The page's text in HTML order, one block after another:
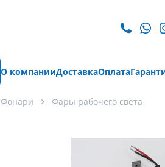
О компанииДоставкаОплата
Фонари Фары рабочего света